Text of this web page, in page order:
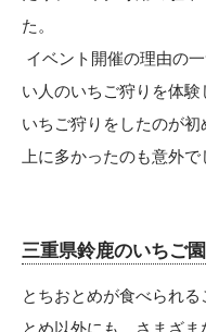
た。
イベント開催の理由の
い人のいちご狩りを体験
いちご狩りをしたのが
上に多かったのも意外で
三重県鈴鹿のいちご園
とちおとめが食べられ
とめ以外にも、さまざま